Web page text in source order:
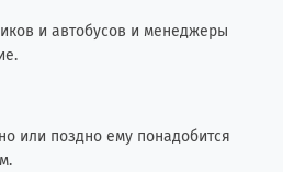
и автобусов и менеджеры
или поздно ему понадобится